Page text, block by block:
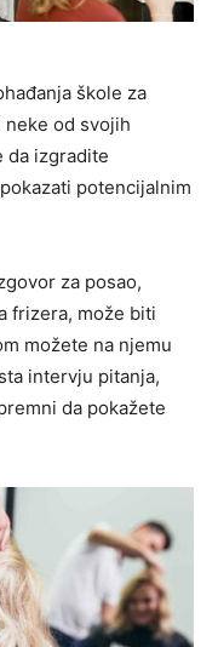
škole za
od svojih
da izgradite
potencijalnim
za posao,
frizera, može biti
možete na njemu
intervju pitanja,
da pokažete